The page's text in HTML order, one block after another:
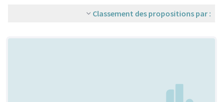
Classement des propositions par :